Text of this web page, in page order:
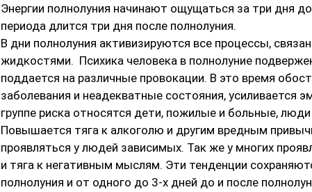
Энергии полнолуния начинают ощущаться за три дня до
периода длится три дня после полнолуния.
В дни полнолуния активизируются все процессы,
жидкостями.  Психика человека в полнолуние
поддается на различные провокации. В это время
заболевания и неадекватные состояния, усиливается
группе риска относятся дети, пожилые и больные,
Повышaется тяга к алкоголю и другим вредным
проявляться у людей зависимых. Так же у многих
и тяга к негативным мыслям. Эти тенденции
полнолуния и от одного до 3-x дней до и после